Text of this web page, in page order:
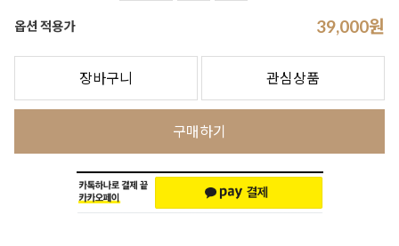
옵션 적용가 39,000원
장바구니 관심상품
구매하기